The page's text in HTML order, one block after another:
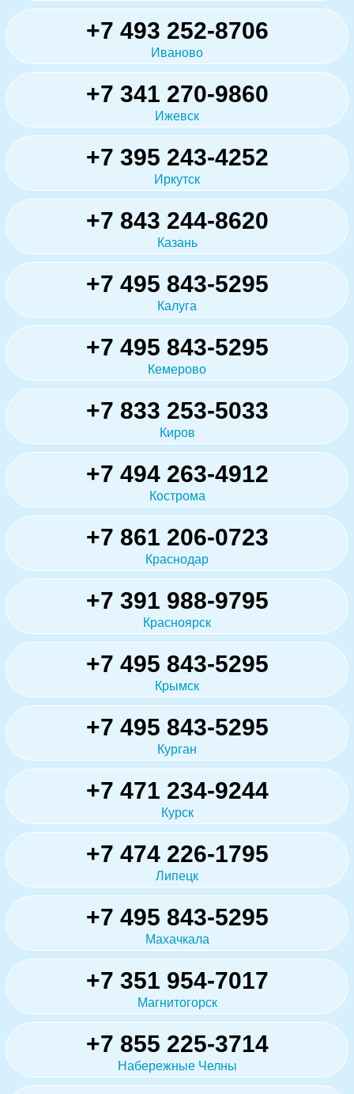
+7 493 252-8706
Иваново
+7 341 270-9860
Ижевск
+7 395 243-4252
Иркутск
+7 843 244-8620
Казань
+7 495 843-5295
Калуга
+7 495 843-5295
Кемерово
+7 833 253-5033
Киров
+7 494 263-4912
Кострома
+7 861 206-0723
Краснодар
+7 391 988-9795
Красноярск
+7 495 843-5295
Крымск
+7 495 843-5295
Курган
+7 471 234-9244
Курск
+7 474 226-1795
Липецк
+7 495 843-5295
Махачкала
+7 351 954-7017
Магнитогорск
+7 855 225-3714
Набережные Челны